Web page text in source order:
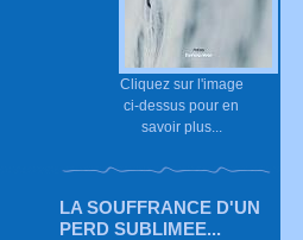
Cliquez sur l'image
ci-dessus pour en
savoir plus...
LA SOUFFRANCE D'UN
PERD SUBLIMEE...